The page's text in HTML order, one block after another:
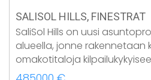
SALISOL HILLS, FINESTRAT
SaliSol Hills on uusi
alueella, jonne rakennetaan
omakotitaloja